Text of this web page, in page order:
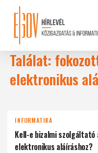
content
Találat:
elektronikus
INFORMATIKA
Kell-e bizalmi
elektronikus aláíráshoz?